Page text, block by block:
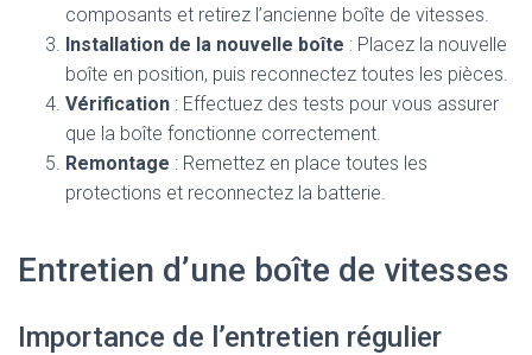
composants et retirez l’ancienne boîte de vitesses.
Installation de la nouvelle boîte : Placez la nouvelle
boîte en position, puis reconnectez toutes les pièces.
Vérification : Effectuez des tests pour vous assurer
que la boîte fonctionne correctement.
Remontage : Remettez en place toutes les
protections et reconnectez la batterie.
Entretien d’une boîte de vitesses
Importance de l’entretien régulier